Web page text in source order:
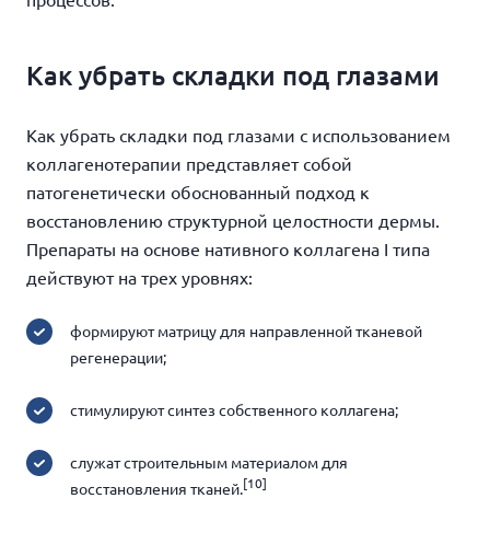
Как убрать складки под глазами
Как убрать складки под глазами с использованием
коллагенотерапии представляет собой
патогенетически обоснованный подход к
восстановлению структурной целостности дермы.
Препараты на основе нативного коллагена I типа
действуют на трех уровнях:
формируют матрицу для направленной тканевой
регенерации;
стимулируют синтез собственного коллагена;
служат строительным материалом для
восстановления тканей.[10]